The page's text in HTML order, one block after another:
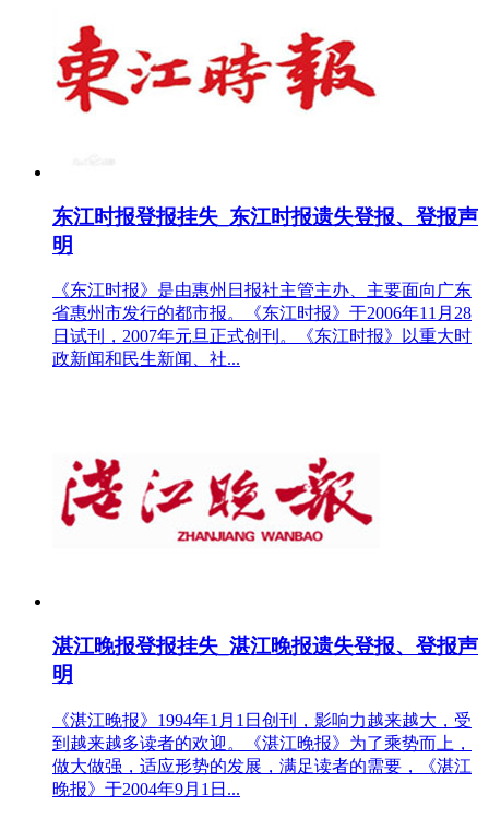
东江时报登报挂失_东江时报遗失登报、登报声
明
《东江时报》是由惠州日报社主管主办、主要面向广东
省惠州市发行的都市报。《东江时报》于2006年11月28
日试刊，2007年元旦正式创刊。《东江时报》以重大时
政新闻和民生新闻、社...
湛江晚报登报挂失_湛江晚报遗失登报、登报声
明
《湛江晚报》1994年1月1日创刊，影响力越来越大，受
到越来越多读者的欢迎。《湛江晚报》为了乘势而上，
做大做强，适应形势的发展，满足读者的需要，《湛江
晚报》于2004年9月1日...